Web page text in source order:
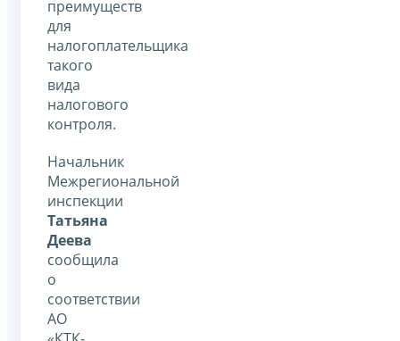
преимуществ
для
налогоплательщика
такого
вида
налогового
контроля.
Начальник
Межрегиональной
инспекции
Татьяна
Деева
сообщила
о
соответствии
АО